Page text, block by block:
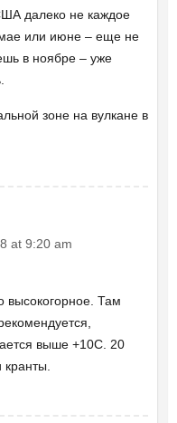
далеко не каждое
или июне – еще не
в ноябре – уже
зоне на вулкане в
at 9:20 am
высокогорное. Там
выше +10С. 20